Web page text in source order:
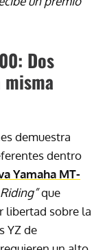
Dos
demuestra
dentro
Yamaha MT-
que
libertad sobre la
YZ de